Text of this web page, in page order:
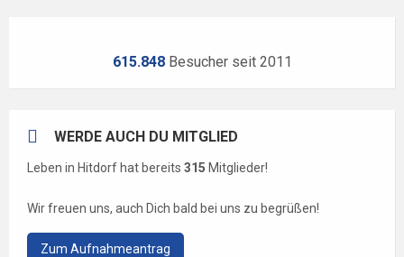
615.848 Besucher seit 2011
WERDE AUCH DU MITGLIED
Leben in Hitdorf hat bereits 315 Mitglieder!
Wir freuen uns, auch Dich bald bei uns zu begrüßen!
Zum Aufnahmeantrag